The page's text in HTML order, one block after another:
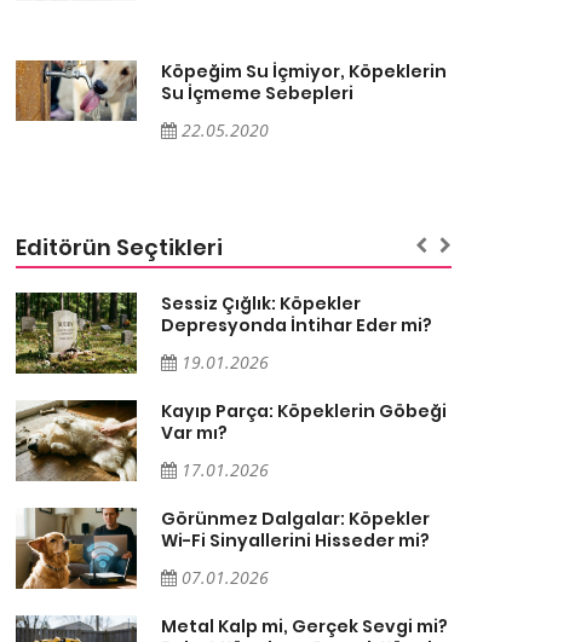
Köpeğim Su İçmiyor, Köpeklerin
Su İçmeme Sebepleri
22.05.2020
Editörün Seçtikleri
Sessiz Çığlık: Köpekler
Depresyonda İntihar Eder mi?
19.01.2026
Kayıp Parça: Köpeklerin Göbeği
Var mı?
17.01.2026
Görünmez Dalgalar: Köpekler
Wi-Fi Sinyallerini Hisseder mi?
07.01.2026
Metal Kalp mi, Gerçek Sevgi mi?